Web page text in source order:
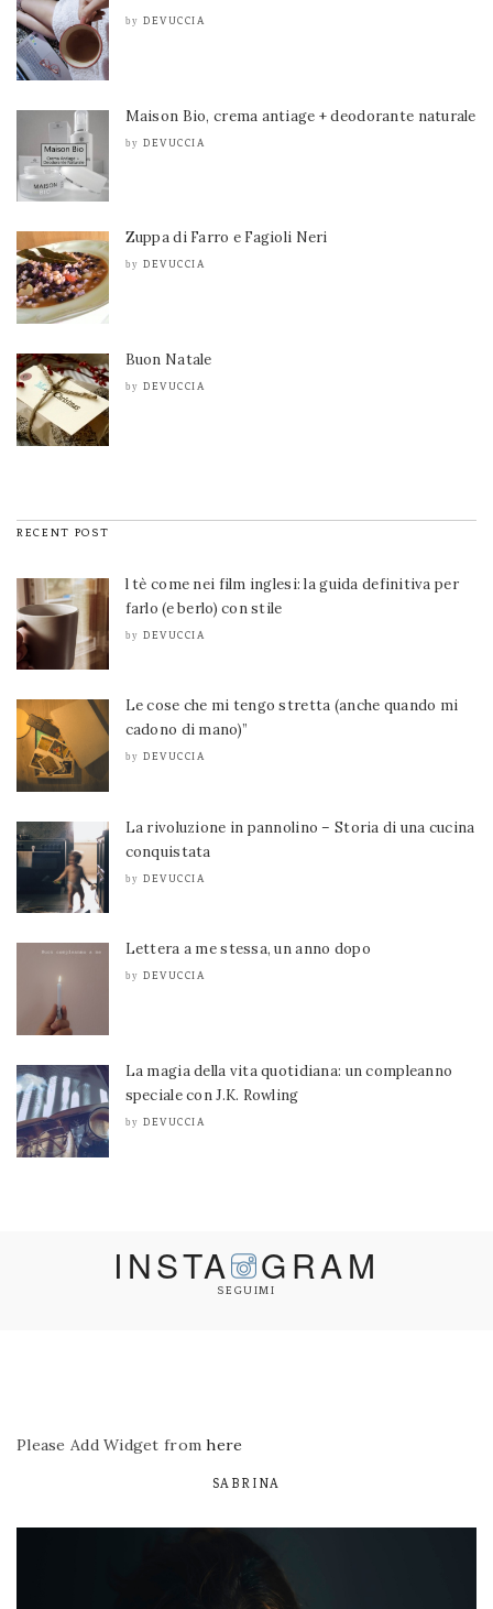
by DEVUCCIA
Maison Bio, crema antiage + deodorante naturale
by DEVUCCIA
Zuppa di Farro e Fagioli Neri
by DEVUCCIA
Buon Natale
by DEVUCCIA
RECENT POST
l tè come nei film inglesi: la guida definitiva per
farlo (e berlo) con stile
by DEVUCCIA
Le cose che mi tengo stretta (anche quando mi
cadono di mano)”
by DEVUCCIA
La rivoluzione in pannolino – Storia di una cucina
conquistata
by DEVUCCIA
Lettera a me stessa, un anno dopo
by DEVUCCIA
La magia della vita quotidiana: un compleanno
speciale con J.K. Rowling
by DEVUCCIA
INSTA GRAM
SEGUIMI
Please Add Widget fromhere
SABRINA